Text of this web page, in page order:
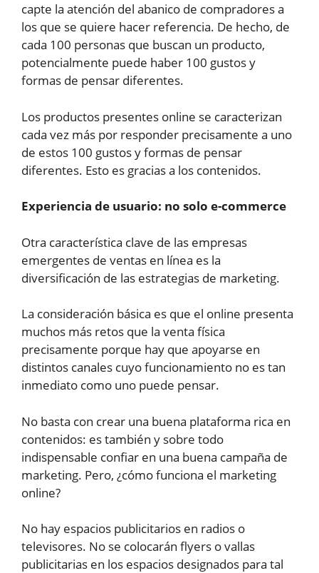
capte la atención del abanico de compradores a
los que se quiere hacer referencia. De hecho, de
cada 100 personas que buscan un producto,
potencialmente puede haber 100 gustos y
formas de pensar diferentes.
Los productos presentes online se caracterizan
cada vez más por responder precisamente a uno
de estos 100 gustos y formas de pensar
diferentes. Esto es gracias a los contenidos.
Experiencia de usuario: no solo e-commerce
Otra característica clave de las empresas
emergentes de ventas en línea es la
diversificación de las estrategias de marketing.
La consideración básica es que el online presenta
muchos más retos que la venta física
precisamente porque hay que apoyarse en
distintos canales cuyo funcionamiento no es tan
inmediato como uno puede pensar.
No basta con crear una buena plataforma rica en
contenidos: es también y sobre todo
indispensable confiar en una buena campaña de
marketing. Pero, ¿cómo funciona el marketing
online?
No hay espacios publicitarios en radios o
televisores. No se colocarán flyers o vallas
publicitarias en los espacios designados para tal